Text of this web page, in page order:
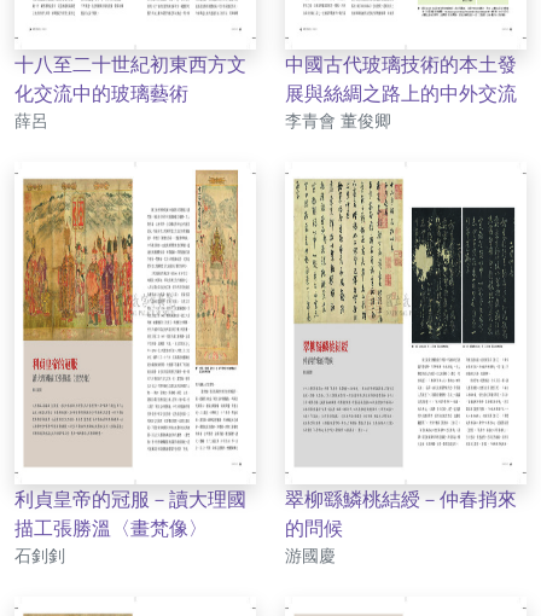
十八至二十世紀初東西方文
化交流中的玻璃藝術
作者
薛呂
中國古代玻璃技術的本土發
展與絲綢之路上的中外交流
作者
李青會 董俊卿
利貞皇帝的冠服－讀大理國
描工張勝溫〈畫梵像〉
作者
石釗釗
翠柳繇鱗桃結綬－仲春捎來
的問候
作者
游國慶